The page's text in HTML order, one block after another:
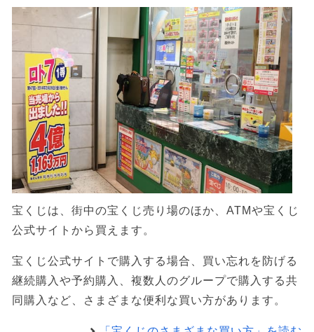
宝くじは、街中の宝くじ売り場のほか、ATMや宝くじ
公式サイトから買えます。
宝くじ公式サイトで購入する場合、買い忘れを防げる
継続購入や予約購入、複数人のグループで購入する共
同購入など、さまざまな便利な買い方があります。